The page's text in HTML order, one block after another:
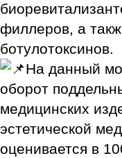
филлеров, а
ботулотоксинов.
На данный
оборот
медицинских
эстетической
оценивается в